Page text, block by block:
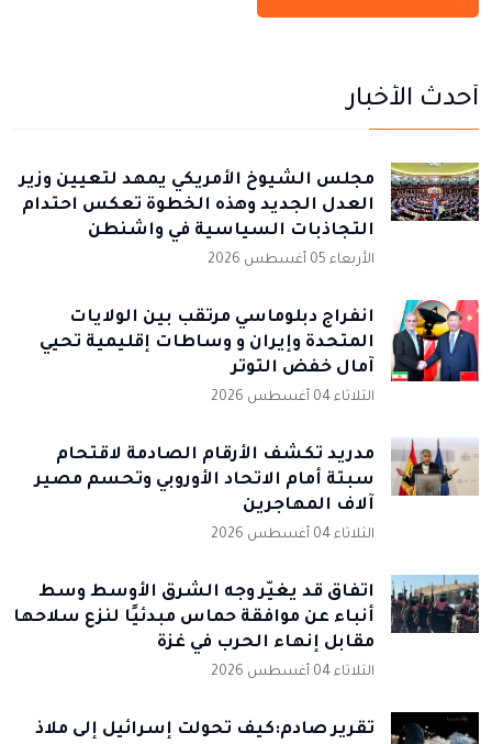
أحدث الأخبار
مجلس الشيوخ الأمريكي يمهد لتعيين وزير
العدل الجديد وهذه الخطوة تعكس احتدام
التجاذبات السياسية في واشنطن
الأربعاء 05 أغسطس 2026
انفراج دبلوماسي مرتقب بين الولايات
المتحدة وإيران و وساطات إقليمية تحيي
آمال خفض التوتر
الثلاثاء 04 أغسطس 2026
مدريد تكشف الأرقام الصادمة لاقتحام
سبتة أمام الاتحاد الأوروبي وتحسم مصير
آلاف المهاجرين
الثلاثاء 04 أغسطس 2026
اتفاق قد يغيّر وجه الشرق الأوسط وسط
أنباء عن موافقة حماس مبدئيًا لنزع سلاحها
مقابل إنهاء الحرب في غزة
الثلاثاء 04 أغسطس 2026
تقرير صادم:كيف تحولت إسرائيل إلى ملاذ